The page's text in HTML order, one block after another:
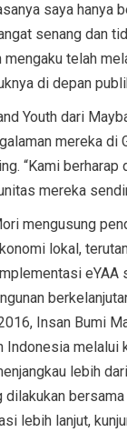
saya hanya
senang dan
mengaku telah
di depan
Youth dari
mereka
“Kami
mereka
mengusung
lokal,
eYAA
Insan Bumi
Indonesia
lebih
dilakukan
lebih lanjut,